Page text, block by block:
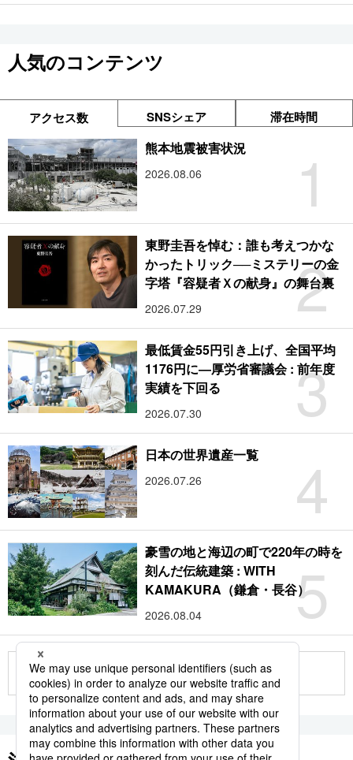
人気のコンテンツ
アクセス数 SNSシェア 滞在時間
1
熊本地震被害状況
2026.08.06
2
東野圭吾を悼む：誰も考えつかな
かったトリック──ミステリーの金
字塔『容疑者Ｘの献身』の舞台裏
2026.07.29
3
最低賃金55円引き上げ、全国平均
1176円に―厚労省審議会 : 前年度
実績を下回る
2026.07.30
4
日本の世界遺産一覧
2026.07.26
5
豪雪の地と海辺の町で220年の時を
刻んだ伝統建築 : WITH
KAMAKURA（鎌倉・長谷）
2026.08.04
もっと見る